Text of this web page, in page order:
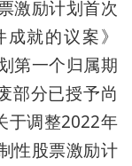
激励计划首次
就的议案》
第一个归属期
部分已授予尚
于调整2022年
性股票激励计